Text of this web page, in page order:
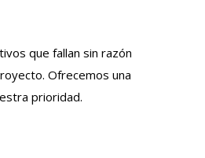
que fallan sin razón
Ofrecemos una
prioridad.